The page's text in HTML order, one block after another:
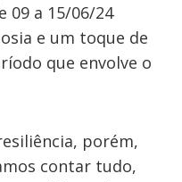
09 a 15/06/24
e um toque de
que envolve o
porém,
contar tudo,